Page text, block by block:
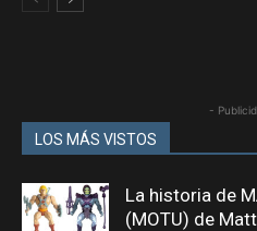
-
LOS MÁS VISTOS
La historia de
(MOTU) de